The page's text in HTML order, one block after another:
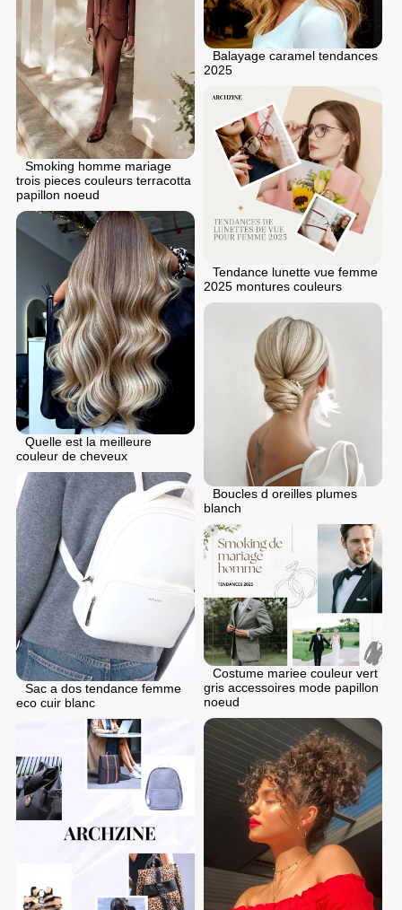
Balayage caramel tendances
2025
Smoking homme mariage
trois pieces couleurs terracotta
papillon noeud
Tendance lunette vue femme
2025 montures couleurs
Quelle est la meilleure
couleur de cheveux
Boucles d oreilles plumes
blanch
Sac a dos tendance femme
eco cuir blanc
Costume mariee couleur vert
gris accessoires mode papillon
noeud